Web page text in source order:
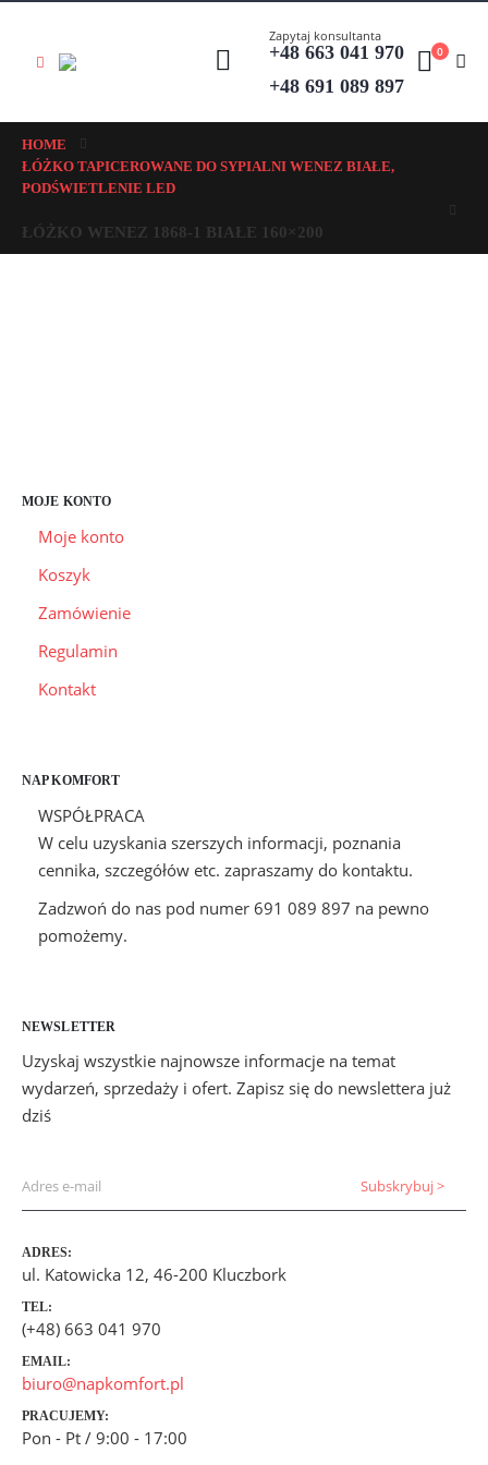
Zapytaj konsultanta
+48 663 041 970
+48 691 089 897
0
HOME
ŁÓŻKO TAPICEROWANE DO SYPIALNI WENEZ BIAŁE,
PODŚWIETLENIE LED
ŁÓŻKO WENEZ 1868-1 BIAŁE 160×200
MOJE KONTO
Moje konto
Koszyk
Zamówienie
Regulamin
Kontakt
NAP KOMFORT
WSPÓŁPRACA
W celu uzyskania szerszych informacji, poznania
cennika, szczegółów etc. zapraszamy do kontaktu.
Zadzwoń do nas pod numer 691 089 897 na pewno
pomożemy.
NEWSLETTER
Uzyskaj wszystkie najnowsze informacje na temat
wydarzeń, sprzedaży i ofert. Zapisz się do newslettera już
dziś
ADRES:
ul. Katowicka 12, 46-200 Kluczbork
TEL:
(+48) 663 041 970
EMAIL:
biuro@napkomfort.pl
PRACUJEMY:
Pon - Pt / 9:00 - 17:00